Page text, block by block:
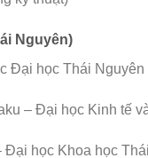
Nguyên)
Đại học Thái Nguyên
– Đại học Kinh tế
Đại học Khoa học